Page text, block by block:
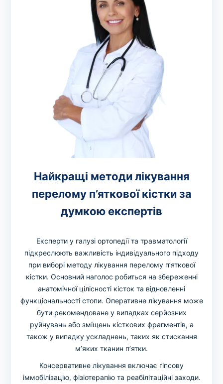
Найкращі методи лікування
перелому п’яткової кістки за
думкою експертів
Експерти у галузі ортопедії та травматології
підкреслюють важливість індивідуального підходу
при виборі методу лікування перелому п’яткової
кістки. Основний наголос робиться на збереженні
анатомічної цілісності кісток та відновленні
функціональності стопи. Оперативне лікування може
бути рекомендоване у випадках серйозних
руйнувань або зміщень кісткових фрагментів, а
також у випадку ускладнень, таких як стискання
м’яких тканин п’ятки.
Консервативне лікування включає гіпсову
іммобілізацію, фізіотерапію та реабілітаційні заходи.